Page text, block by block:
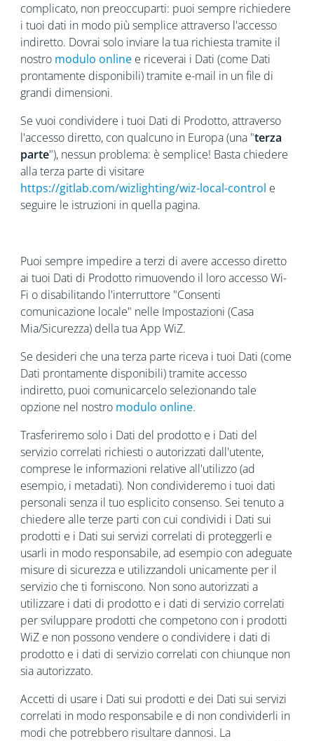
complicato, non preoccuparti: puoi sempre richiedere
i tuoi dati in modo più semplice attraverso l'accesso
indiretto. Dovrai solo inviare la tua richiesta tramite il
nostro modulo onlinee riceverai i Dati (come Dati
prontamente disponibili) tramite e-mail in un file di
grandi dimensioni.
Se vuoi condividere i tuoi Dati di Prodotto, attraverso
l'accesso diretto, con qualcuno in Europa (una "terza
parte"), nessun problema: è semplice! Basta chiedere
alla terza parte di visitare
https://gitlab.com/wizlighting/wiz-local-control e
seguire le istruzioni in quella pagina.
Puoi sempre impedire a terzi di avere accesso diretto
ai tuoi Dati di Prodotto rimuovendo il loro accesso Wi-
Fi o disabilitando l'interruttore "Consenti
comunicazione locale" nelle Impostazioni (Casa
Mia/Sicurezza) della tua App WiZ.
Se desideri che una terza parte riceva i tuoi Dati (come
Dati prontamente disponibili) tramite accesso
indiretto, puoi comunicarcelo selezionando tale
opzione nel nostro modulo online.
Trasferiremo solo i Dati del prodotto e i Dati del
servizio correlati richiesti o autorizzati dall'utente,
comprese le informazioni relative all'utilizzo (ad
esempio, i metadati). Non condivideremo i tuoi dati
personali senza il tuo esplicito consenso. Sei tenuto a
chiedere alle terze parti con cui condividi i Dati sui
prodotti e i Dati sui servizi correlati di proteggerli e
usarli in modo responsabile, ad esempio con adeguate
misure di sicurezza e utilizzandoli unicamente per il
servizio che ti forniscono. Non sono autorizzati a
utilizzare i dati di prodotto e i dati di servizio correlati
per sviluppare prodotti che competono con i prodotti
WiZ e non possono vendere o condividere i dati di
prodotto e i dati di servizio correlati con chiunque non
sia autorizzato.
Accetti di usare i Dati sui prodotti e dei Dati sui servizi
correlati in modo responsabile e di non condividerli in
modi che potrebbero risultare dannosi. La